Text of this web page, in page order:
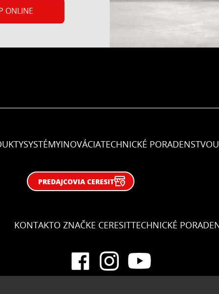
ONLINE
SYSTÉMYINOVÁCIATECHNICKÉ PORADENSTVO
PREDAJCOVIA CERESIT
KONTAKTO ZNAČKE CERESITTECHNICKÉ